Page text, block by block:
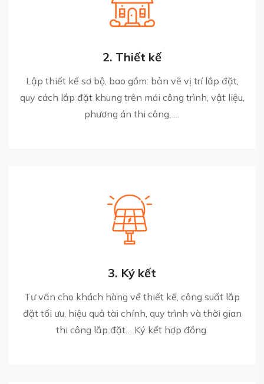
2. Thiết kế
Lập thiết kế sơ bộ, bao gồm: bản vẽ vị trí lắp đặt,
quy cách lắp đặt khung trên mái công trình, vật liệu,
phương án thi công, …
3. Ký kết
Tư vấn cho khách hàng về thiết kế, công suất lắp
đặt tối ưu, hiệu quả tài chính, quy trình và thời gian
thi công lắp đặt… Ký kết hợp đồng.